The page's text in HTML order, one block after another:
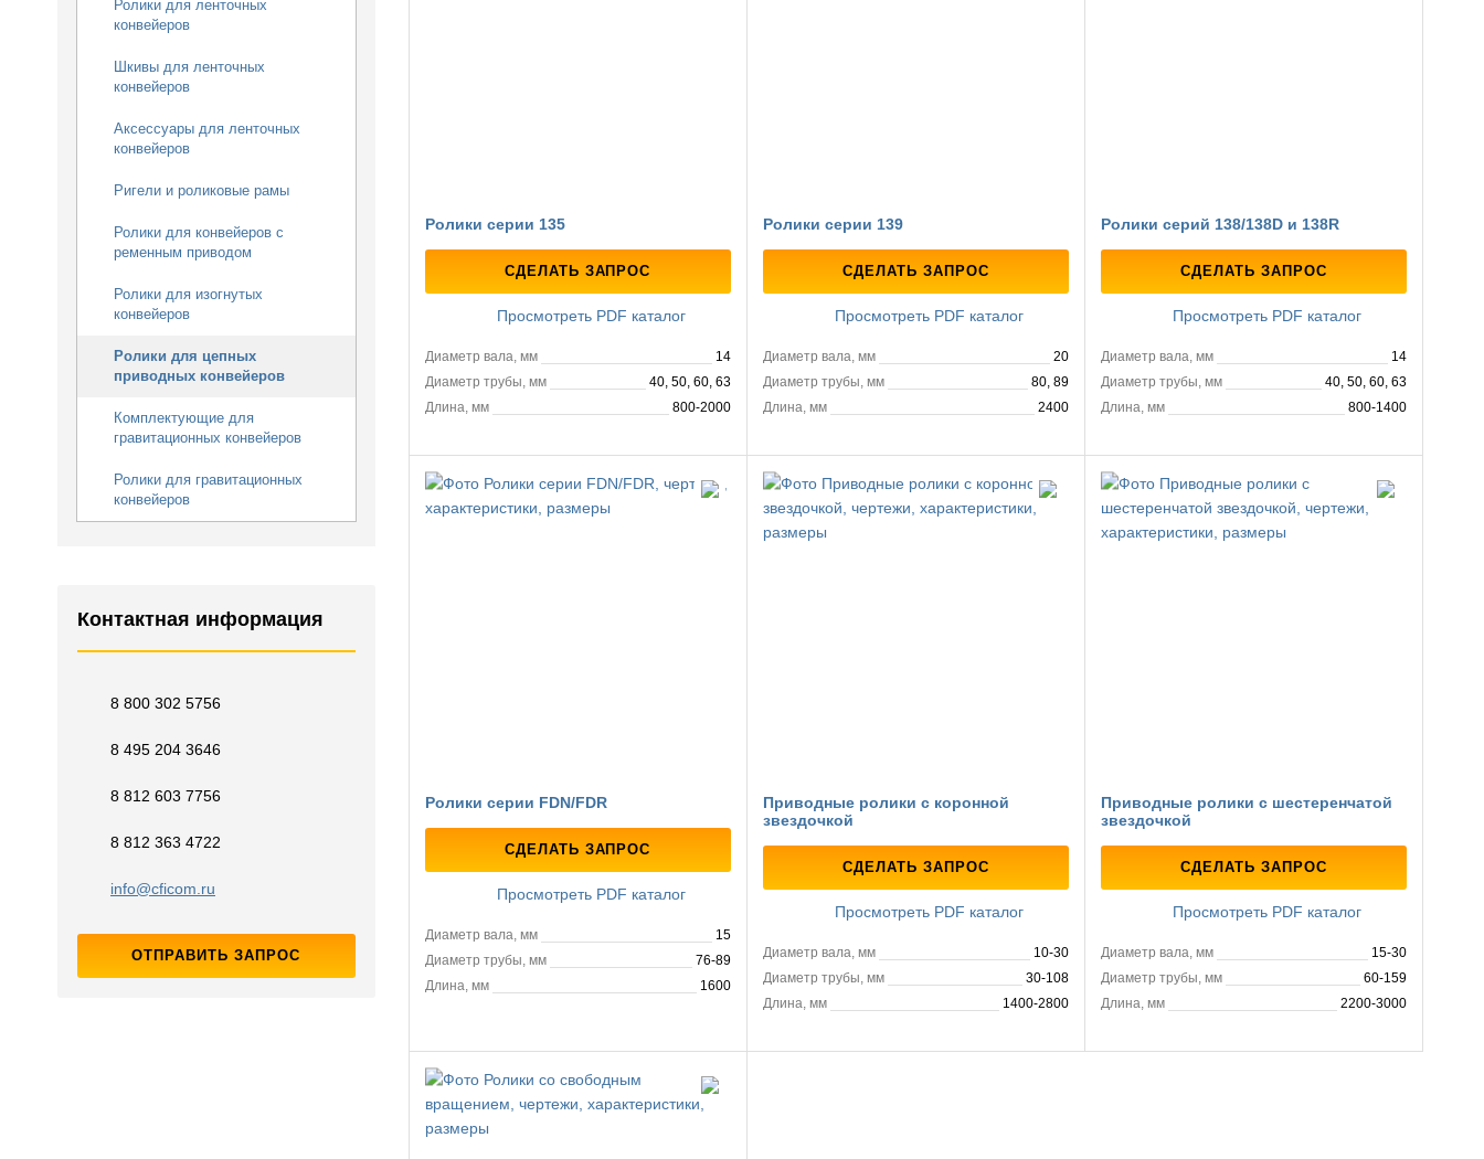
Ролики для ленточных
конвейеров
Шкивы для ленточных
конвейеров
Аксессуары для ленточных
конвейеров
Ригели и роликовые рамы
Ролики для конвейеров с
ременным приводом
Ролики для изогнутых
конвейеров
Ролики для цепных
приводных конвейеров
Комплектующие для
гравитационных конвейеров
Ролики для гравитационных
конвейеров
Контактная информация
8 800 302 5756
8 495 204 3646
8 812 603 7756
8 812 363 4722
info@cficom.ru
ОТПРАВИТЬ ЗАПРОС
Ролики серии 135
СДЕЛАТЬ ЗАПРОС
Просмотреть PDF каталог
Диаметр вала, мм
14
Диаметр трубы, мм
40, 50, 60, 63
Длина, мм
800-2000
Ролики серии 139
СДЕЛАТЬ ЗАПРОС
Просмотреть PDF каталог
Диаметр вала, мм
20
Диаметр трубы, мм
80, 89
Длина, мм
2400
Ролики серий 138/138D и 138R
СДЕЛАТЬ ЗАПРОС
Просмотреть PDF каталог
Диаметр вала, мм
14
Диаметр трубы, мм
40, 50, 60, 63
Длина, мм
800-1400
Ролики серии FDN/FDR
СДЕЛАТЬ ЗАПРОС
Просмотреть PDF каталог
Диаметр вала, мм
15
Диаметр трубы, мм
76-89
Длина, мм
1600
Приводные ролики с коронной
звездочкой
СДЕЛАТЬ ЗАПРОС
Просмотреть PDF каталог
Диаметр вала, мм
10-30
Диаметр трубы, мм
30-108
Длина, мм
1400-2800
Приводные ролики с шестеренчатой
звездочкой
СДЕЛАТЬ ЗАПРОС
Просмотреть PDF каталог
Диаметр вала, мм
15-30
Диаметр трубы, мм
60-159
Длина, мм
2200-3000